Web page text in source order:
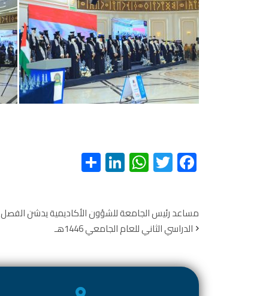
F
ac
b
o
ok
T
wi
tt
er
W
h
at
s
A
p
p
Li
nk
e
dI
n
ar
e
مساعد رئيس الجامعة للشؤون الأكاديمية يدشن الفصل
الدراسي الثاني للعام الجامعي 1446هـ